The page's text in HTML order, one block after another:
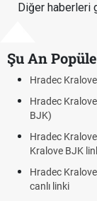
Diğer haberleri
Şu An
Kralove Beşiktaş
Kralove Beşiktaş
Kralove Beşiktaş
BJK link
Kralove Beşiktaş